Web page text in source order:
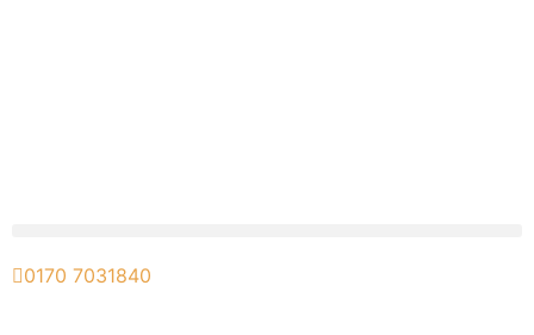
0170 7031840